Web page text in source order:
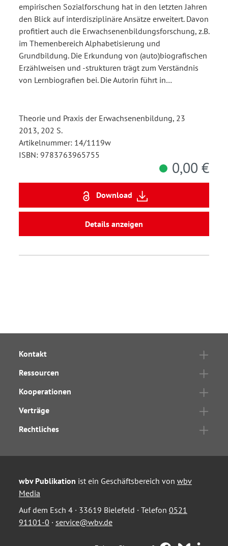
empirischen Sozialforschung hat in den letzten Jahren
den Blick auf interdisziplinäre Ansätze erweitert. Davon
profitiert auch die Erwachsenenbildungsforschung, z.B.
im Themenbereich Alphabetisierung und
Grundbildung. Die Erkundung von (auto)biografischen
Erzählweisen und -strukturen trägt zum Verständnis
von Lernbiografien bei. Die Autorin führt in…
Theorie und Praxis der Erwachsenenbildung, 23
2013, 202 S.
Artikelnummer: 14/1119w
ISBN: 9783763965755
0,00 €
Download
Details anzeigen
Kontakt
Ressourcen
Kooperationen
Verträge
Rechtliches
wbv Publikation ist ein Geschäftsbereich von wbv
Media
Auf dem Esch 4 · 33619 Bielefeld · Telefon 0521
91101-0 · service@wbv.de